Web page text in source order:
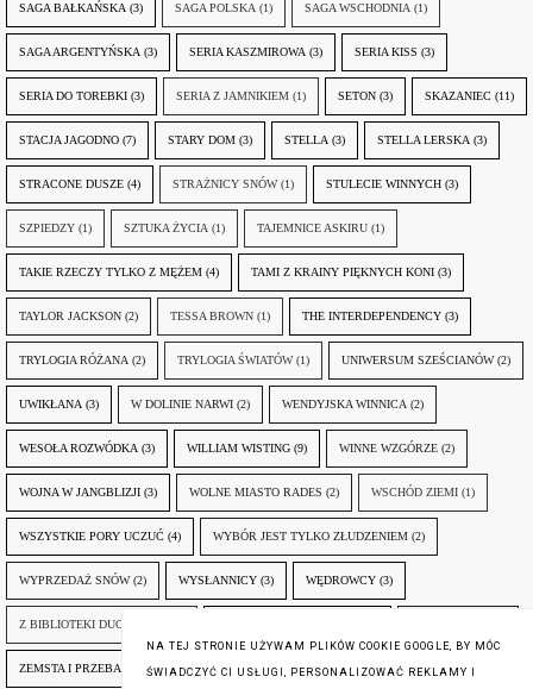
SAGA BAŁKAŃSKA (3) SAGA POLSKA (1) SAGA WSCHODNIA (1)
SAGA ARGENTYŃSKA (3) SERIA KASZMIROWA (3) SERIA KISS (3)
SERIA DO TOREBKI (3) SERIA Z JAMNIKIEM (1) SETON (3) SKAZANIEC (11)
STACJA JAGODNO (7) STARY DOM (3) STELLA (3) STELLA LERSKA (3)
STRACONE DUSZE (4) STRAŻNICY SNÓW (1) STULECIE WINNYCH (3)
SZPIEDZY (1) SZTUKA ŻYCIA (1) TAJEMNICE ASKIRU (1)
TAKIE RZECZY TYLKO Z MĘŻEM (4) TAMI Z KRAINY PIĘKNYCH KONI (3)
TAYLOR JACKSON (2) TESSA BROWN (1) THE INTERDEPENDENCY (3)
TRYLOGIA RÓŻANA (2) TRYLOGIA ŚWIATÓW (1) UNIWERSUM SZEŚCIANÓW (2)
UWIKŁANA (3) W DOLINIE NARWI (2) WENDYJSKA WINNICA (2)
WESOŁA ROZWÓDKA (3) WILLIAM WISTING (9) WINNE WZGÓRZE (2)
WOJNA W JANGBLIZJI (3) WOLNE MIASTO RADES (2) WSCHÓD ZIEMI (1)
WSZYSTKIE PORY UCZUĆ (4) WYBÓR JEST TYLKO ZŁUDZENIEM (2)
WYPRZEDAŻ SNÓW (2) WYSŁANNICY (3) WĘDROWCY (3)
Z BIBLIOTEKI DUCHA GÓR
ZEMSTA I PRZEBACZENIE (6) ŚLADY ZBRODNI (3) ŻYCIA W ŻYCIU (3)
NA TEJ STRONIE UŻYWAM PLIKÓW COOKIE GOOGLE, BY MÓC
ŚWIADCZYĆ CI USŁUGI, PERSONALIZOWAĆ REKLAMY I